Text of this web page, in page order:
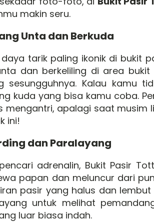
makin seru.
Unta dan Berkuda
tarik paling ikonik di bukit
dan berkeliling di area
sesungguhnya. Kalau kamu
kuda yang bisa kamu coba.
mengantri, apalagi saat musim
ini!
dan Paralayang
adrenalin, Bukit Pasir
papan dan meluncur dari
pasir yang halus dan
untuk melihat
luar biasa indah.